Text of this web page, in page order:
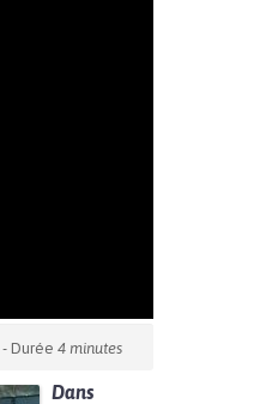
- Durée 4 minutes
Dans